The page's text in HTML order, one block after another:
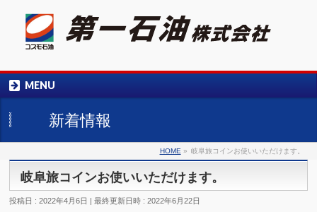
058-245-0184
MENU
新着情報
HOME » 岐阜旅コインお使いいただけます。
岐阜旅コインお使いいただけます。
投稿日 : 2022年4月6日 最終更新日時 : 2022年6月22日